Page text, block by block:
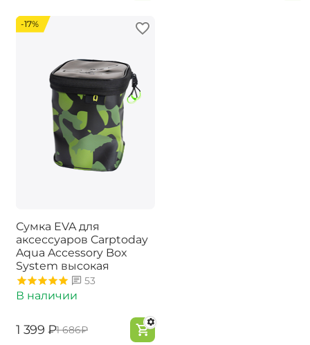
-17%
Сумка EVA для
аксессуаров Carptoday
Aqua Accessory Box
System высокая
53
В наличии
‍1 399‍ ₽‍1 686‍₽